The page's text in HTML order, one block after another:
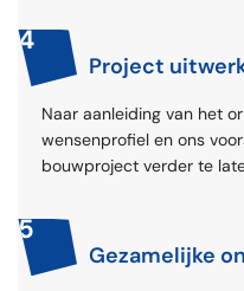
4
Project
Naar aanleiding van het
wensenprofiel en ons
bouwproject verder te
5
Gezamelijke